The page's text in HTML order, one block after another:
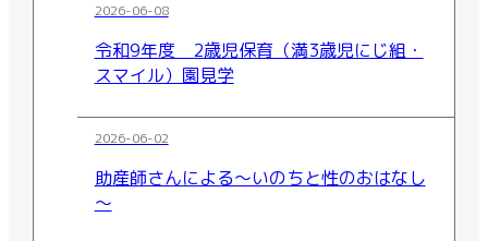
2026-06-08
令和9年度 2歳児保育（満3歳児にじ組・
スマイル）園見学
2026-06-02
助産師さんによる～いのちと性のおはなし
～